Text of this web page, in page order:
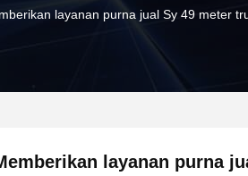
layanan purna jual Sy 49 meter
layanan purna